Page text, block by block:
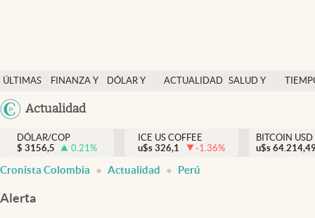
ÚLTIMAS
NOTICIAS
FINANZA Y
DÓLAR Y
ACTUALIDAD SALUD Y
México
Actualidad
Salud y nutrición
Vida espiritual
Actualidad
DÓLAR/COP
$ 3156,5 0.21%
ICE US COFFEE
u$s 326,1 -1.36%
BITCOIN USD
u$s
Cronista Colombia Actualidad Perú
Alerta